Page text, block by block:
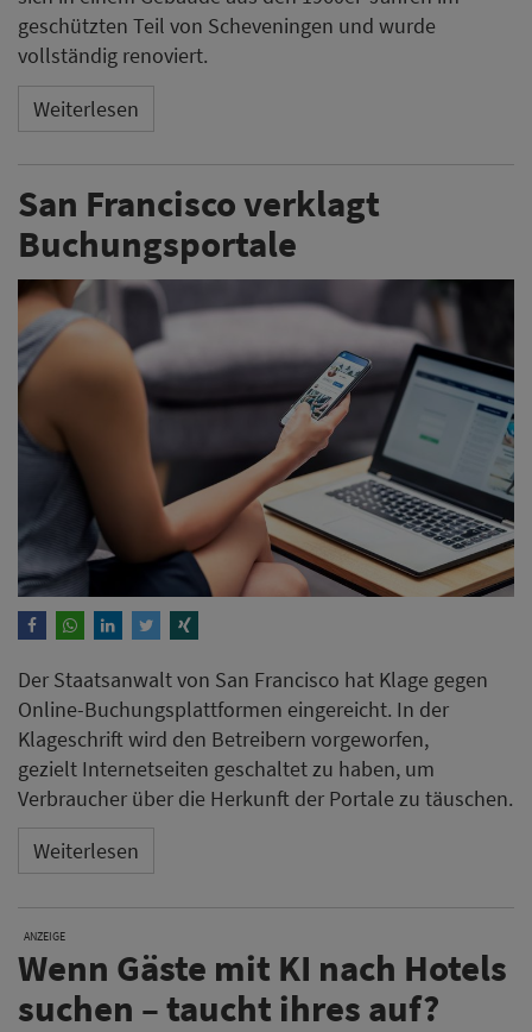
geschützten Teil von Scheveningen und wurde
vollständig renoviert.
Weiterlesen
San Francisco verklagt
Buchungsportale
Der Staatsanwalt von San Francisco hat Klage gegen
Online-Buchungsplattformen eingereicht. In der
Klageschrift wird den Betreibern vorgeworfen,
gezielt Internetseiten geschaltet zu haben, um
Verbraucher über die Herkunft der Portale zu täuschen.
Weiterlesen
ANZEIGE
Wenn Gäste mit KI nach Hotels
suchen – taucht ihres auf?